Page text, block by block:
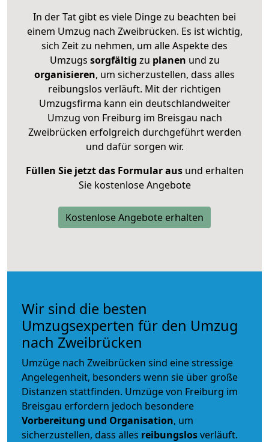
In der Tat gibt es viele Dinge zu beachten bei
einem Umzug nach Zweibrücken. Es ist wichtig,
sich Zeit zu nehmen, um alle Aspekte des
Umzugs sorgfältig zu planen und zu
organisieren, um sicherzustellen, dass alles
reibungslos verläuft. Mit der richtigen
Umzugsfirma kann ein deutschlandweiter
Umzug von Freiburg im Breisgau nach
Zweibrücken erfolgreich durchgeführt werden
und dafür sorgen wir.
Füllen Sie jetzt das Formular ausund erhalten
Sie kostenlose Angebote
Kostenlose Angebote erhalten
Wir sind die besten
Umzugsexperten für den Umzug
nach Zweibrücken
Umzüge nach Zweibrücken sind eine stressige
Angelegenheit, besonders wenn sie über große
Distanzen stattfinden. Umzüge von Freiburg im
Breisgau erfordern jedoch besondere
Vorbereitung und Organisation, um
sicherzustellen, dass alles reibungslosverläuft.